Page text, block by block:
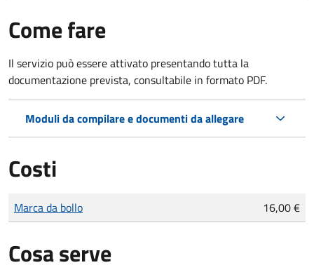
Come fare
Il servizio può essere attivato presentando tutta la
documentazione prevista, consultabile in formato PDF.
Moduli da compilare e documenti da allegare
Costi
Tipo di pagamento
Importo
Marca da bollo 16,00 €
Cosa serve